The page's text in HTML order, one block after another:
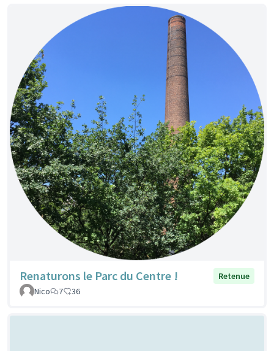
Renaturons le Parc du Centre !
Retenue
Nico
7 36